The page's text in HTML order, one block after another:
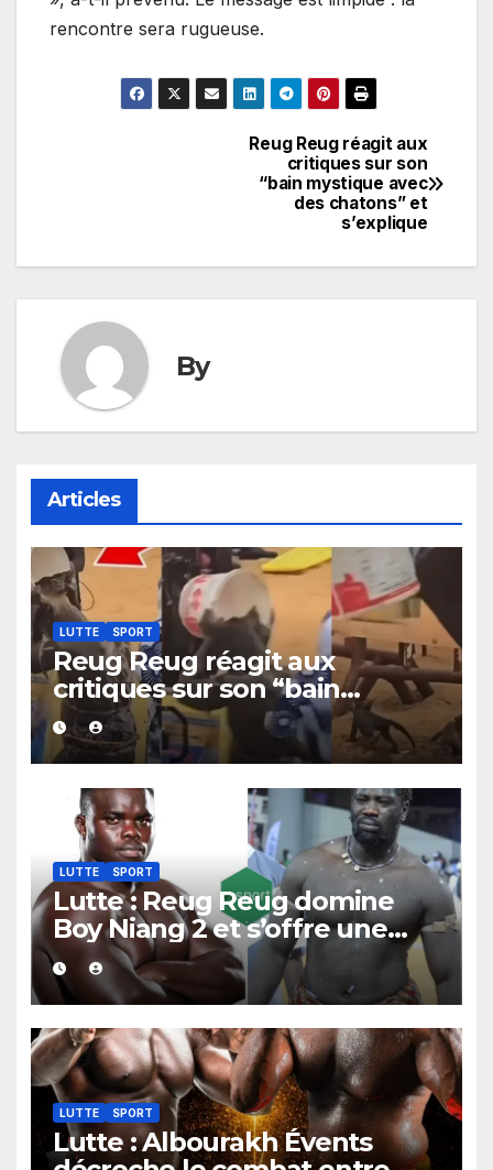
rencontre sera rugueuse.
Reug Reug réagit aux
critiques sur son
“bain mystique avec
des chatons” et
s’explique
By
Articles
LUTTE SPORT
Reug Reug réagit aux
critiques sur son “bain
mystique avec des chatons”
et s’explique
LUTTE SPORT
Lutte : Reug Reug domine
Boy Niang 2 et s’offre une
victoire éclatante
LUTTE SPORT
Lutte : Albourakh Évents